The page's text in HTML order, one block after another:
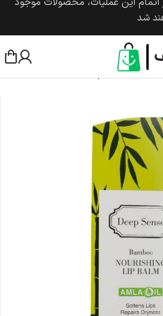
شد
صورت/ترمیم کننده